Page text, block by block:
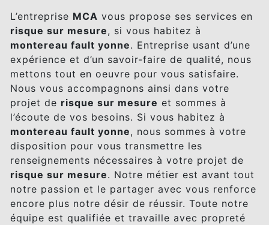
L’entreprise MCA vous propose ses services en
risque sur mesure, si vous habitez à
montereau fault yonne. Entreprise usant d’une
expérience et d’un savoir-faire de qualité, nous
mettons tout en oeuvre pour vous satisfaire.
Nous vous accompagnons ainsi dans votre
projet de risque sur mesure et sommes à
l’écoute de vos besoins. Si vous habitez à
montereau fault yonne, nous sommes à votre
disposition pour vous transmettre les
renseignements nécessaires à votre projet de
risque sur mesure. Notre métier est avant tout
notre passion et le partager avec vous renforce
encore plus notre désir de réussir. Toute notre
équipe est qualifiée et travaille avec propreté